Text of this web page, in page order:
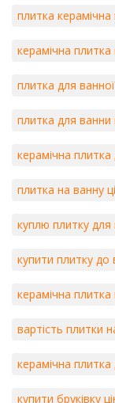
плитка керамічна
керамічна плитка
плитка для
плитка для ванни
керамічна плитка
плитка на ванну
куплю плитку для
купити плитку до
керамічна плитка
вартість плитки
керамічна плитка
купити бруківку